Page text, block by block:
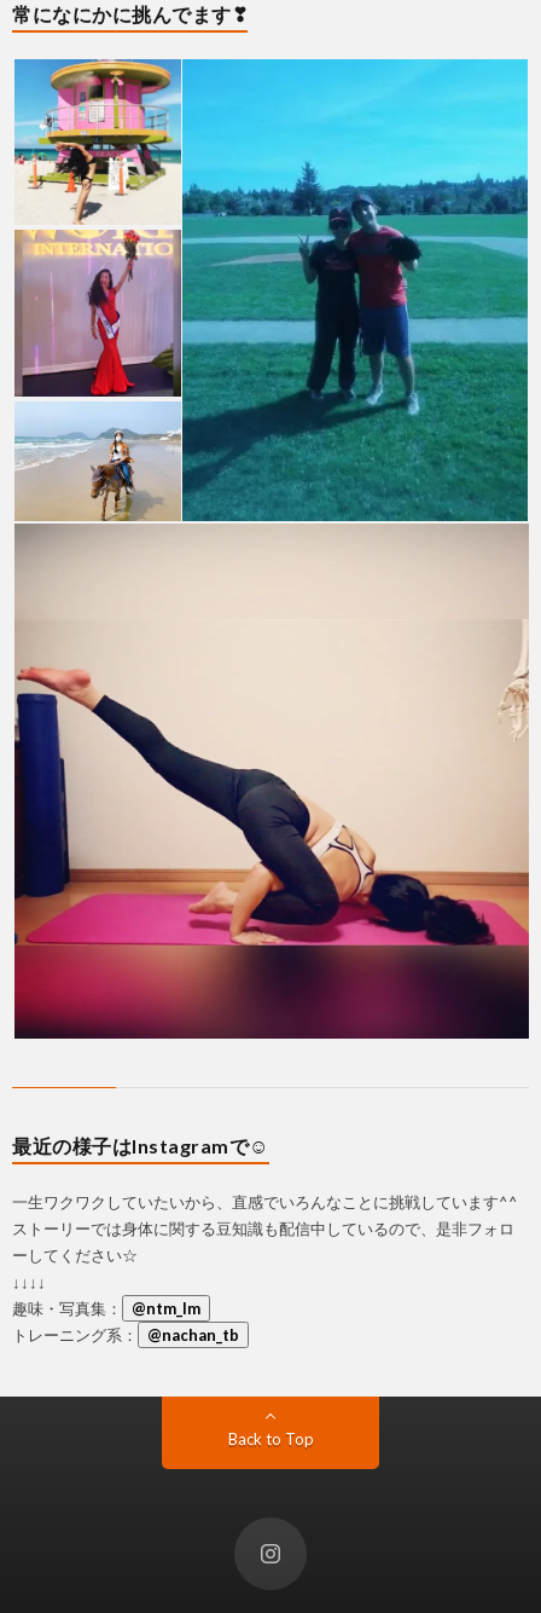
常になにかに挑んでます❣
最近の様子はInstagramで☺
一生ワクワクしていたいから、直感でいろんなことに挑戦しています^^
ストーリーでは身体に関する豆知識も配信中しているので、是非フォロ
ーしてください☆
↓↓↓↓
趣味・写真集：
@ntm_lm
トレーニング系：
@nachan_tb
Back to Top